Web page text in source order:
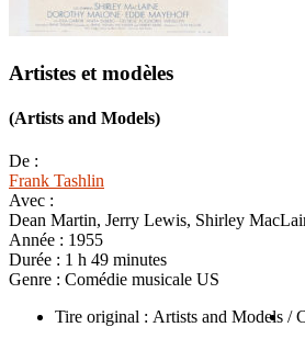
Artistes et modèles
(Artists and Models)
De :
Frank Tashlin
Avec :
Dean Martin, Jerry Lewis, Shirley
Année : 1955
Durée : 1 h 49 minutes
Genre : Comédie musicale US
Tire original : Artists and Models /